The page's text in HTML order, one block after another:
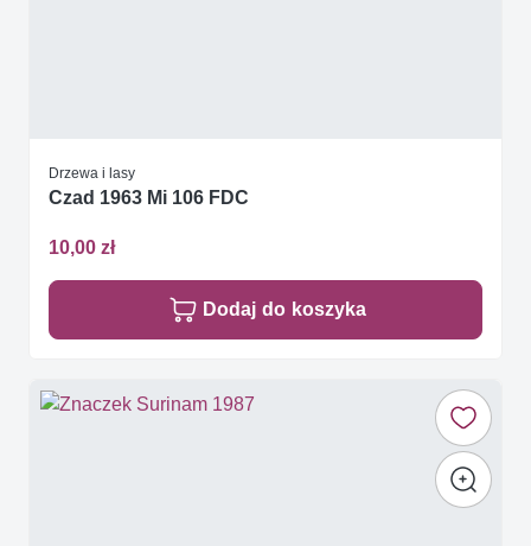
Drzewa i lasy
Czad 1963 Mi 106 FDC
10,00 zł
Dodaj do koszyka